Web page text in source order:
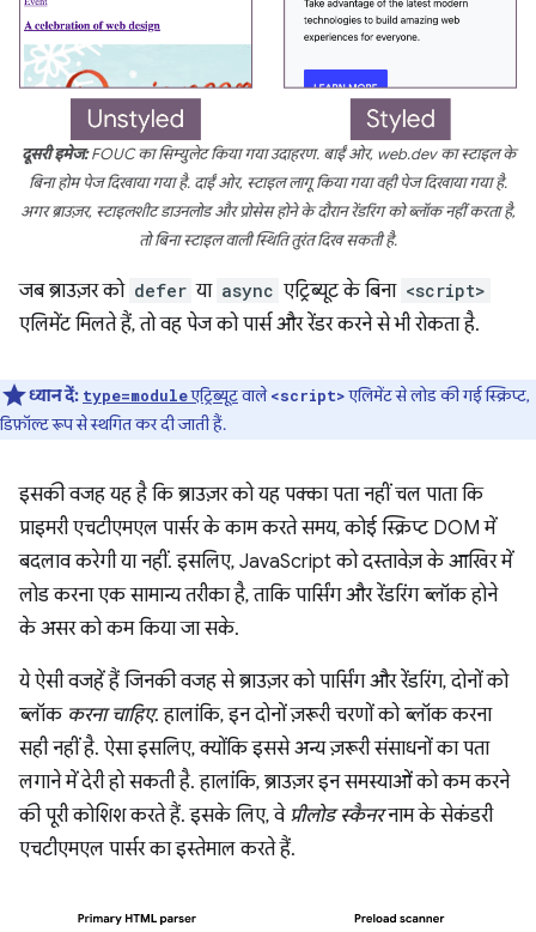
दूसरी इमेज:FOUC का सिम्युलेट किया गया उदाहरण. बाईं ओर, web.dev का स्टाइल के
बिना होम पेज दिखाया गया है. दाईं ओर, स्टाइल लागू किया गया वही पेज दिखाया गया है.
अगर ब्राउज़र, स्टाइलशीट डाउनलोड और प्रोसेस होने के दौरान रेंडरिंग को ब्लॉक नहीं करता है,
तो बिना स्टाइल वाली स्थिति तुरंत दिख सकती है.
जब ब्राउज़र को defer या async एट्रिब्यूट के बिना <script>
एलिमेंट मिलते हैं, तो वह पेज को पार्स और रेंडर करने से भी रोकता है.
ध्यान दें: type=moduleएट्रिब्यूटवाले<script>एलिमेंट से लोड की गई स्क्रिप्ट,
डिफ़ॉल्ट रूप से स्थगित कर दी जाती हैं.
इसकी वजह यह है कि ब्राउज़र को यह पक्का पता नहीं चल पाता कि
प्राइमरी एचटीएमएल पार्सर के काम करते समय, कोई स्क्रिप्ट DOM में
बदलाव करेगी या नहीं. इसलिए, JavaScript को दस्तावेज़ के आखिर में
लोड करना एक सामान्य तरीका है, ताकि पार्सिंग और रेंडरिंग ब्लॉक होने
के असर को कम किया जा सके.
ये ऐसी वजहें हैं जिनकी वजह से ब्राउज़र को पार्सिंग और रेंडरिंग, दोनों को
ब्लॉक करना चाहिए. हालांकि, इन दोनों ज़रूरी चरणों को ब्लॉक करना
सही नहीं है. ऐसा इसलिए, क्योंकि इससे अन्य ज़रूरी संसाधनों का पता
लगाने में देरी हो सकती है. हालांकि, ब्राउज़र इन समस्याओं को कम करने
की पूरी कोशिश करते हैं. इसके लिए, वे प्रीलोड स्कैनरनाम के सेकंडरी
एचटीएमएल पार्सर का इस्तेमाल करते हैं.